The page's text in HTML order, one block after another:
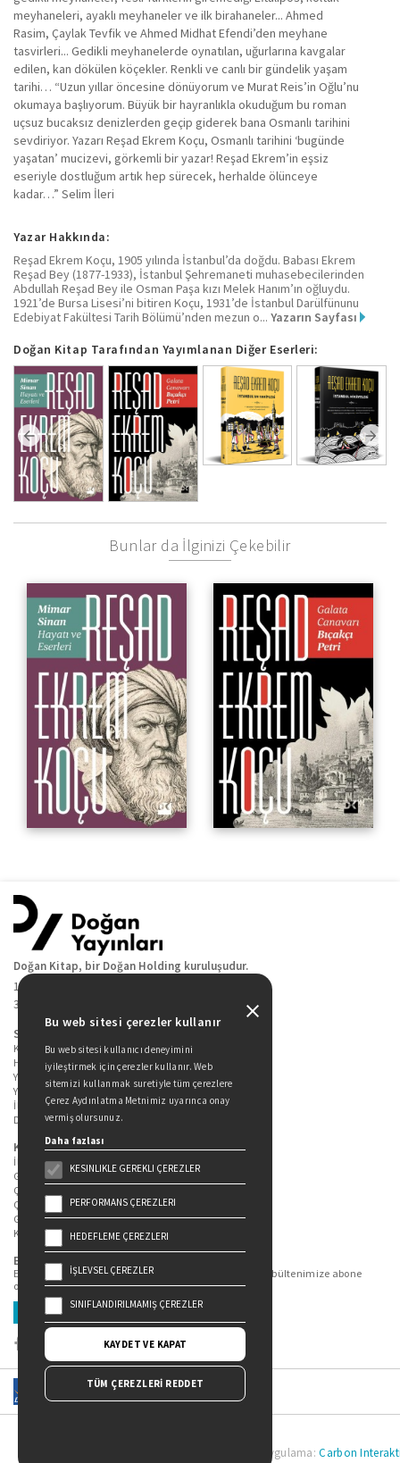
meyhaneleri, ayaklı meyhaneler ve ilk birahaneler... Ahmed
Rasim, Çaylak Tevfik ve Ahmed Midhat Efendi’den meyhane
tasvirleri... Gedikli meyhanelerde oynatılan, uğurlarına kavgalar
edilen, kan dökülen köçekler. Renkli ve canlı bir gündelik yaşam
tarihi… “Uzun yıllar öncesine dönüyorum ve Murat Reis’in Oğlu’nu
okumaya başlıyorum. Büyük bir hayranlıkla okuduğum bu roman
uçsuz bucaksız denizlerden geçip giderek bana Osmanlı tarihini
sevdiriyor. Yazarı Reşad Ekrem Koçu, Osmanlı tarihini ‘bugünde
yaşatan’ mucizevi, görkemli bir yazar! Reşad Ekrem’in eşsiz
eseriyle dostluğum artık hep sürecek, herhalde ölünceye
kadar…” Selim İleri
Yazar Hakkında:
Reşad Ekrem Koçu, 1905 yılında İstanbul’da doğdu. Babası Ekrem
Reşad Bey (1877-1933), İstanbul Şehremaneti muhasebecilerinden
Abdullah Reşad Bey ile Osman Paşa kızı Melek Hanım’ın oğluydu.
1921’de Bursa Lisesi’ni bitiren Koçu, 1931’de İstanbul Darülfünunu
Edebiyat Fakültesi Tarih Bölümü’nden mezun o... Yazarın Sayfası
Doğan Kitap Tarafından Yayımlanan Diğer Eserleri:
Bunlar da İlginizi Çekebilir
Doğan Kitap, bir Doğan Holding kuruluşudur.
19 Mayıs Cad. Golden Plaza No:1 Kat:10
34360 / Şişli / İstanbul
Sitede Yer Alan Sayfalar
Kitaplarımız
Hakkımızda
Yazarlarımız
Yazar Adayları İçin
İletişim
Duygu Asena Roman Ödülü
Kişisel Verilerin Korunması
İlgili Kişi Başvuru Formu
Genel Aydınlatma Metni
Çekiliş Aydınlatma Metni
Çerez Aydınlatma Metni
Gizlilik Politikası
Kullanım Şartları
Bizi Takip Edin...
En güncel kitap ve etkinliklerden haberdar olmak için bültenimize abone
olun.
Üye Ol
Doğan Yayınları Copyright © 2022 | Tasarım ve Uygulama:Carbon
Bu web sitesi çerezler kullanır
Bu web sitesi kullanıcı deneyimini
iyileştirmek için çerezler kullanır. Web
sitemizi kullanmak suretiyle tüm çerezlere
Çerez Aydınlatma Metnimiz uyarınca onay
vermiş olursunuz.
Daha fazlası
KESINLIKLE GEREKLI ÇEREZLER
PERFORMANS ÇEREZLERI
HEDEFLEME ÇEREZLERI
İŞLEVSEL ÇEREZLER
SINIFLANDIRILMAMIŞ ÇEREZLER
KAYDET VE KAPAT
TÜM ÇEREZLERİ REDDET